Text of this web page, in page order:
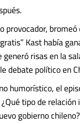
provocador,
Kast había
generó risas en la
debate político en
humorístico, el
tipo de
gobierno chileno?